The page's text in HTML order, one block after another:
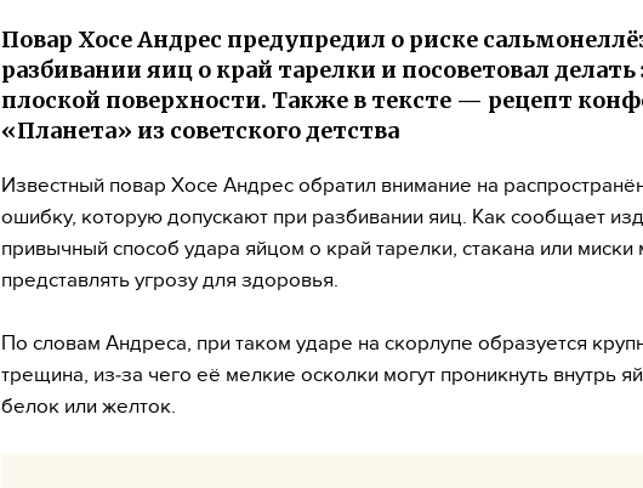
Повар Хосе Андрес предупредил о риске
разбивании яиц о край тарелки и посоветовал делать
плоской поверхности. Также в тексте — рецепт
«Планета» из советского детства
Известный повар Хосе Андрес обратил внимание на
ошибку, которую допускают при разбивании яиц. Как сообщает
привычный способ удара яйцом о край тарелки, стакана или миски
представлять угрозу для здоровья.
По словам Андреса, при таком ударе на скорлупе образуется
трещина, из‑за чего её мелкие осколки могут проникнуть внутрь
белок или желток.